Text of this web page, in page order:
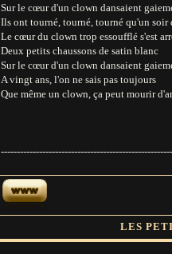
Sur le cœur d'un clown dansaient
Ils ont tourné, tourné, tourné qu'un soir
Le cœur du clown trop essoufflé s'est
Deux petits chaussons de satin blanc
Sur le cœur d'un clown dansaient
A vingt ans, l'on ne sais pas toujours
Que même un clown, ça peut mourir
LES